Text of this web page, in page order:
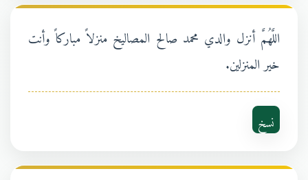
اللَّهُمَّ أنزل والدي محمد صالح المصاليخ منزلاً مباركاً وأنت
خير المنزلين.
نسخ